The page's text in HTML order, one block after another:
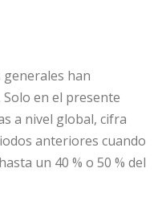
han
en el presente
a nivel global, cifra
anteriores cuando
un 40 % o 50 % del